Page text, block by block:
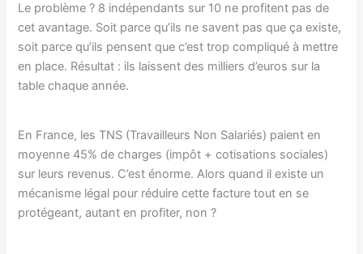
Le problème ? 8 indépendants sur 10 ne profitent pas de
cet avantage. Soit parce qu’ils ne savent pas que ça existe,
soit parce qu’ils pensent que c’est trop compliqué à mettre
en place. Résultat : ils laissent des milliers d’euros sur la
table chaque année.
En France, les TNS (Travailleurs Non Salariés) paient en
moyenne 45% de charges (impôt + cotisations sociales)
sur leurs revenus. C’est énorme. Alors quand il existe un
mécanisme légal pour réduire cette facture tout en se
protégeant, autant en profiter, non ?